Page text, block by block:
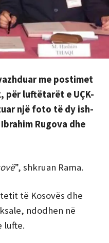
me postimet
për luftëtarët e UÇK-
një foto të dy ish-
Rugova dhe
”, shkruan Rama.
të Kosovës dhe
ndodhen në
lufte.